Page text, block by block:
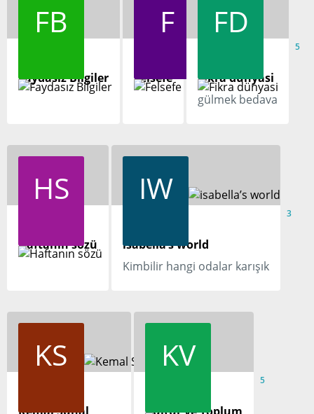
FB
Faydasız Bilgiler
F
Felsefe
FD
5
Fikra dünyasi
gülmek bedava
HS
Haftanın sözü
IW
3
isabella’s world
Kimbilir hangi odalar karışık
KS KV
5